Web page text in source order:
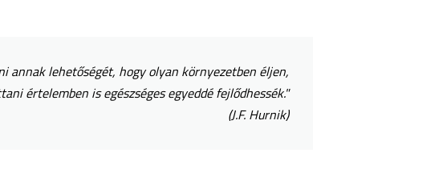
annak lehetőségét, hogy olyan környezetben éljen,
értelemben is egészséges egyeddé fejlődhessék."
(J.F. Hurnik)